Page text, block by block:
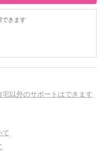
きます
以外のサポートはできます